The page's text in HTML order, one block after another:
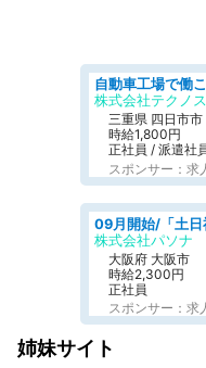
株式会社テクノ
三重県 四日市市
時給1,800円
正社員 / 派遣社
スポンサー：求
株式会社パソナ
大阪府 大阪市
時給2,300円
正社員
スポンサー：求
姉妹サイト